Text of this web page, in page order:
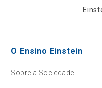
O Ensino Einstein
Sobre a Sociedade